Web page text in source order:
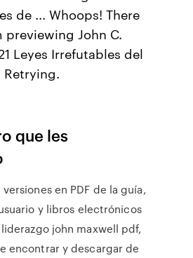
de ... Whoops! There
previewing John C.
Leyes Irrefutables del
Retrying.
que les
en PDF de la guía,
y libros electrónicos
john maxwell pdf,
encontrar y descargar de